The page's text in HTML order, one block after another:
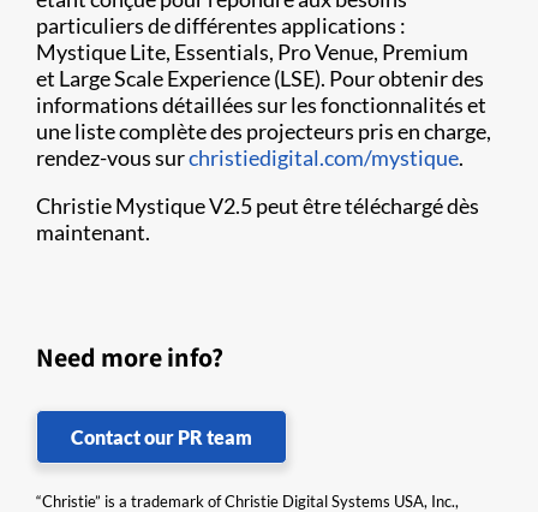
particuliers de différentes applications :
Mystique Lite, Essentials, Pro Venue, Premium
et Large Scale Experience (LSE). Pour obtenir des
informations détaillées sur les fonctionnalités et
une liste complète des projecteurs pris en charge,
rendez-vous surchristiedigital.com/mystique.
Christie Mystique V2.5 peut être téléchargé dès
maintenant.
Need more info?
Contact our PR team
“Christie” is a trademark of Christie Digital Systems USA, Inc.,